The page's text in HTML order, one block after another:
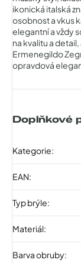
ikonická italská
osobnost a vkus
elegantní a vždy
na kvalitu a
Ermenegildo
opravdová
Doplňkové
Kategorie:
EAN:
Typ brýle:
Materiál:
Barva obruby: